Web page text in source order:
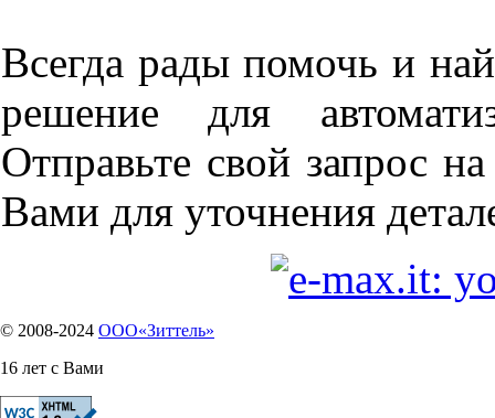
Всегда рады помочь и
решение для
Отправьте свой запрос
Вами для уточнения
© 2008-2024 OOO«Зиттель»
16 лет с Вами